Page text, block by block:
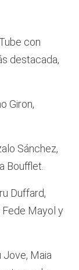
con
destacada,
Giron,
Sánchez,
Boufflet.
Duffard,
Fede Mayol y
Jove, Maia